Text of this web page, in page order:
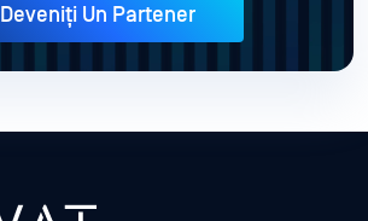
Deveniți Un Partener